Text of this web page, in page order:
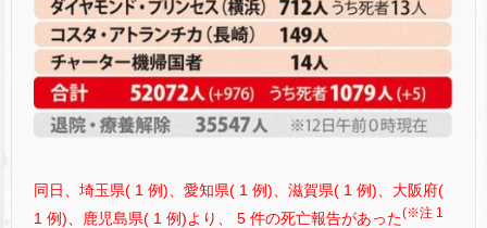
同日、埼玉県( 1 例)、愛知県( 1 例)、滋賀県( 1 例)、大阪府(
1 例)、鹿児島県( 1 例)より、 5 件の死亡報告があった(※注 1